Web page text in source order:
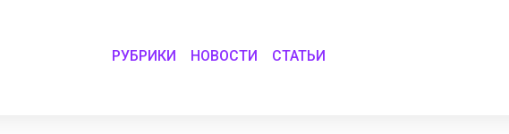
РУБРИКИ НОВОСТИ СТАТЬИ